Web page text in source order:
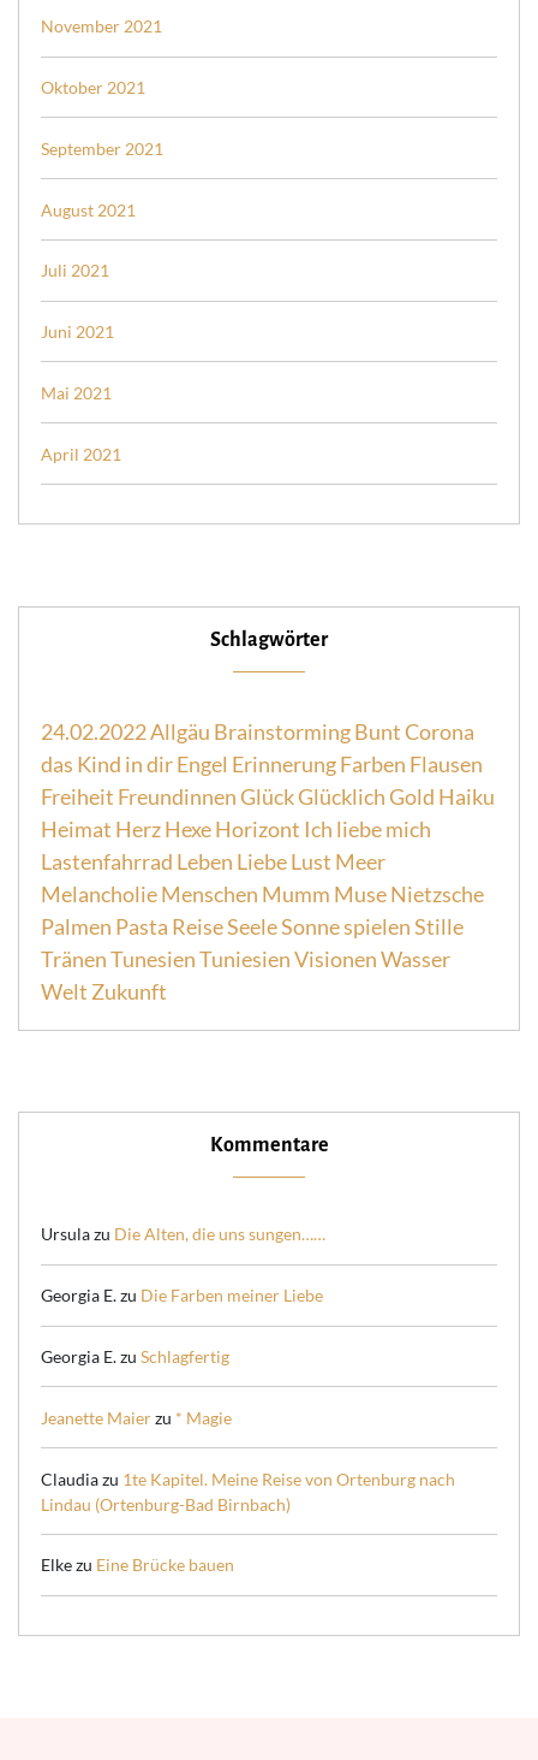
November 2021
Oktober 2021
September 2021
August 2021
Juli 2021
Juni 2021
Mai 2021
April 2021
Schlagwörter
24.02.2022Allgäu BrainstormingBuntCorona
das Kind in dirEngel ErinnerungFarben Flausen
Freiheit FreundinnenGlückGlücklichGold Haiku
Heimat HerzHexeHorizont Ich liebe mich
Lastenfahrrad Leben LiebeLust Meer
MelancholieMenschen Mumm MuseNietzsche
Palmen Pasta ReiseSeeleSonnespielenStille
TränenTunesienTuniesienVisionenWasser
Welt Zukunft
Kommentare
Ursulazu Die Alten, die uns sungen……
Georgia E.zu Die Farben meiner Liebe
Georgia E.zu Schlagfertig
Jeanette Maierzu * Magie
Claudiazu 1te Kapitel. Meine Reise von Ortenburg nach
Lindau (Ortenburg-Bad Birnbach)
Elkezu Eine Brücke bauen